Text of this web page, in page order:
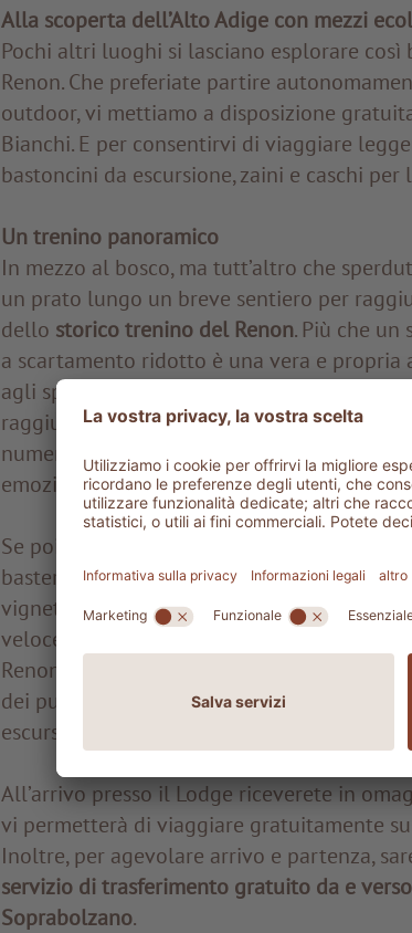
Alla scoperta dell’Alto Adige con mezzi
Pochi altri luoghi si lasciano esplorare
Renon. Che preferiate partire
outdoor, vi mettiamo a disposizione
Bianchi. E per consentirvi di viaggiare
bastoncini da escursione, zaini e caschi per
Un trenino panoramico
In mezzo al bosco, ma tutt’altro che
un prato lungo un breve sentiero per
dello storico trenino del Renon. Più che
a scartamento ridotto è una vera e
agli splendidi scorci sulle Dolomiti che
raggiungere diverse mete molto amate
numerosi sentieri escursionistici, su cui fare
emozionanti avventure in mezzo alla
Se poi vi verrà voglia di fare un giro nel
basterà salire sullamodernissima funivia del
vigneti in soli 12 minuti porta da
veloce è la
,
Renon è una meta molto amata sia dai
dei punti panoramici migliori dell’Alto
escursionistici in estate e piacevoli piste
All’arrivo presso il Lodge riceverete in
vi permetterà di viaggiare gratuitamente
Inoltre, per agevolare arrivo e partenza,
servizio di trasferimento gratuito da e
Soprabolzano.